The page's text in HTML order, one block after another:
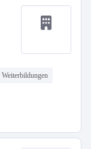
Weiterbildungen